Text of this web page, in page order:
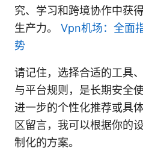
究、学习和跨境协作中获
生产力。 Vpn机场：全面
势
请记住，选择合适的工具
与平台规则，是长期安全
进一步的个性化推荐或具
区留言，我可以根据你的
制化的方案。